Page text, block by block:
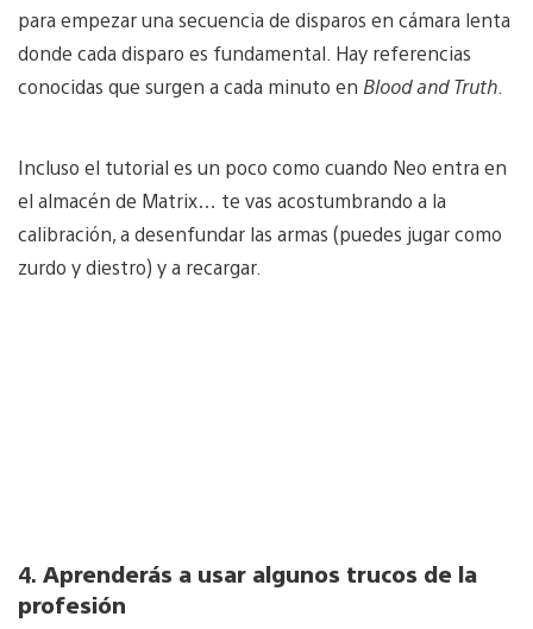
para empezar una secuencia de disparos en cámara lenta
donde cada disparo es fundamental. Hay referencias
conocidas que surgen a cada minuto en Blood and Truth
Incluso el tutorial es un poco como cuando Neo entra en
el almacén de Matrix… te vas acostumbrando a la
calibración, a desenfundar las armas (puedes jugar como
zurdo y diestro) y a recargar.
4. Aprenderás a usar algunos trucos de la
profesión